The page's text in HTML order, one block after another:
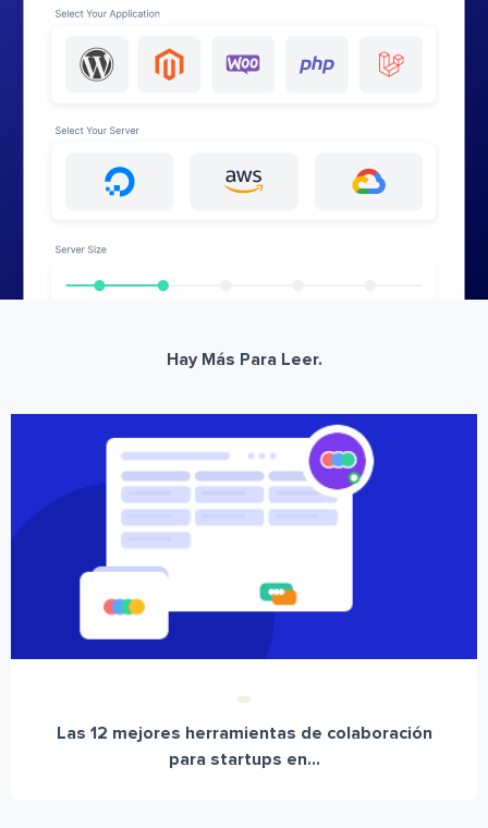
Hay Más Para Leer.
Las 12 mejores herramientas de colaboración
para startups en...